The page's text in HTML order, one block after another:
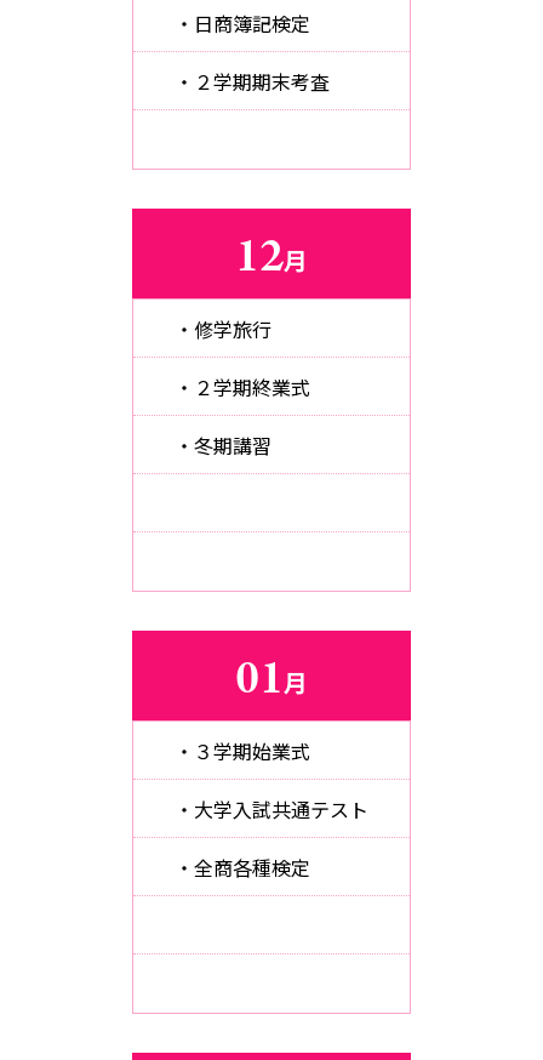
・日商簿記検定
・２学期期末考査
12月
・修学旅行
・２学期終業式
・冬期講習
01月
・３学期始業式
・大学入試共通テスト
・全商各種検定